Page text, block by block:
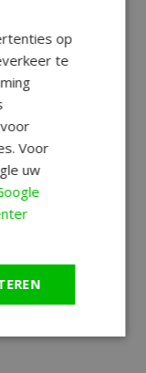
op
te
Voor
uw